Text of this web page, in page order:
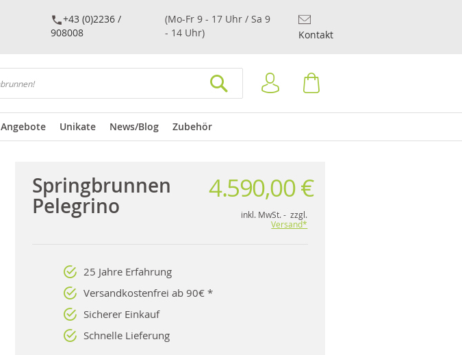
+43 (0)2236 /
908008
(Mo-Fr 9 - 17 Uhr / Sa 9
- 14 Uhr)
Kontakt
Anmelden
Angebote Unikate News/Blog Zubehör
Springbrunnen
Pelegrino
4.590,00 €
inkl. MwSt. - zzgl.
Versand*
25 Jahre Erfahrung
Versandkostenfrei ab 90€ *
Sicherer Einkauf
Schnelle Lieferung